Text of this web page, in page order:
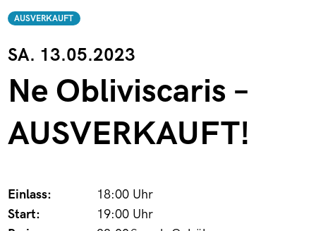
SA. 13.05.2023
AUSVERKAUFT
Ne Obliviscaris –
AUSVERKAUFT!
Einlass:
18:00 Uhr
Start:
19:00 Uhr